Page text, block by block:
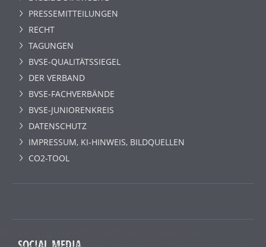
PRESSEMITTEILUNGEN
RECHT
TAGUNGEN
BVSE-QUALITÄTSSIEGEL
DER VERBAND
BVSE-FACHVERBÄNDE
BVSE-JUNIORENKREIS
DATENSCHUTZ
IMPRESSUM, KI-HINWEIS, BILDQUELLEN
CO2-TOOL